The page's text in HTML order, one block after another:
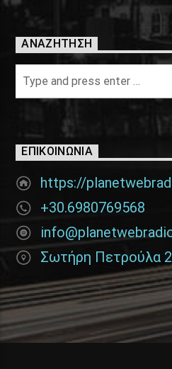
ΑΝΑΖΉΤΗΣΗ
ΕΠΙΚΟΙΝΩΝΊΑ
https://
+30.6980769568
Σωτήρη Πετρούλα